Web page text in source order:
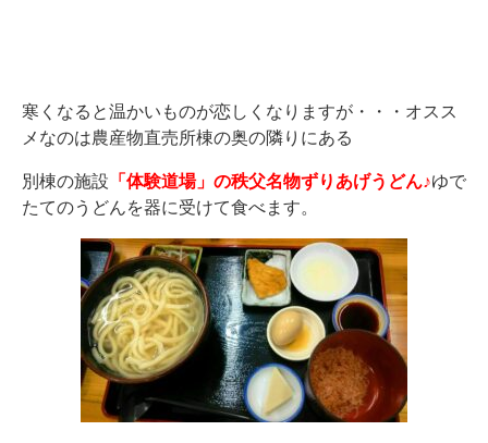
寒くなると温かいものが恋しくなりますが・・・オスス
メなのは農産物直売所棟の奥の隣りにある
別棟の施設 「体験道場」の秩父名物ずりあげうどん♪ゆで
たてのうどんを器に受けて食べます。